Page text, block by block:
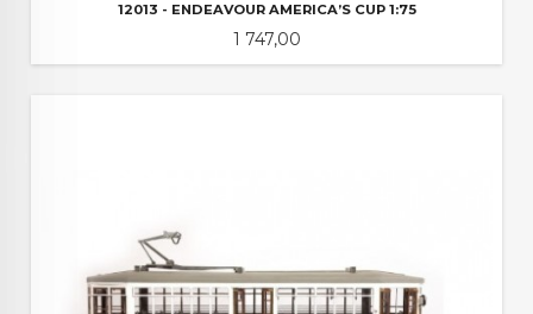
12013 - ENDEAVOUR AMERICA’S CUP 1:75
Pris
1 747,00